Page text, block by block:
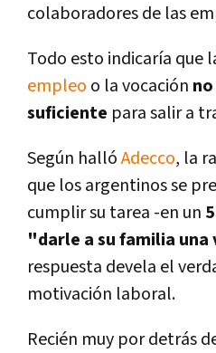
colaboradores de las
Todo esto indicarí­a que
empleo o la vocación
suficiente para salir a
Según hallóAdecco, la
que los argentinos se
cumplir su tarea -en un
"darle a su familia una
respuesta devela el
motivación laboral.
Recién muy por detrás